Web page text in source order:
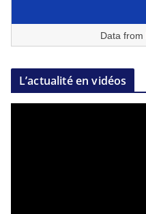
Data from
L’actualité en vidéos